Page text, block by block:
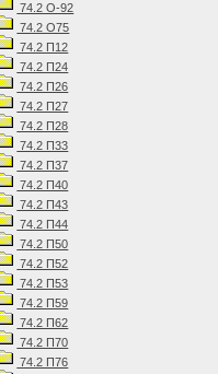
74.2 О-92
74.2 О75
74.2 П12
74.2 П24
74.2 П26
74.2 П27
74.2 П28
74.2 П33
74.2 П37
74.2 П40
74.2 П43
74.2 П44
74.2 П50
74.2 П52
74.2 П53
74.2 П59
74.2 П62
74.2 П70
74.2 П76